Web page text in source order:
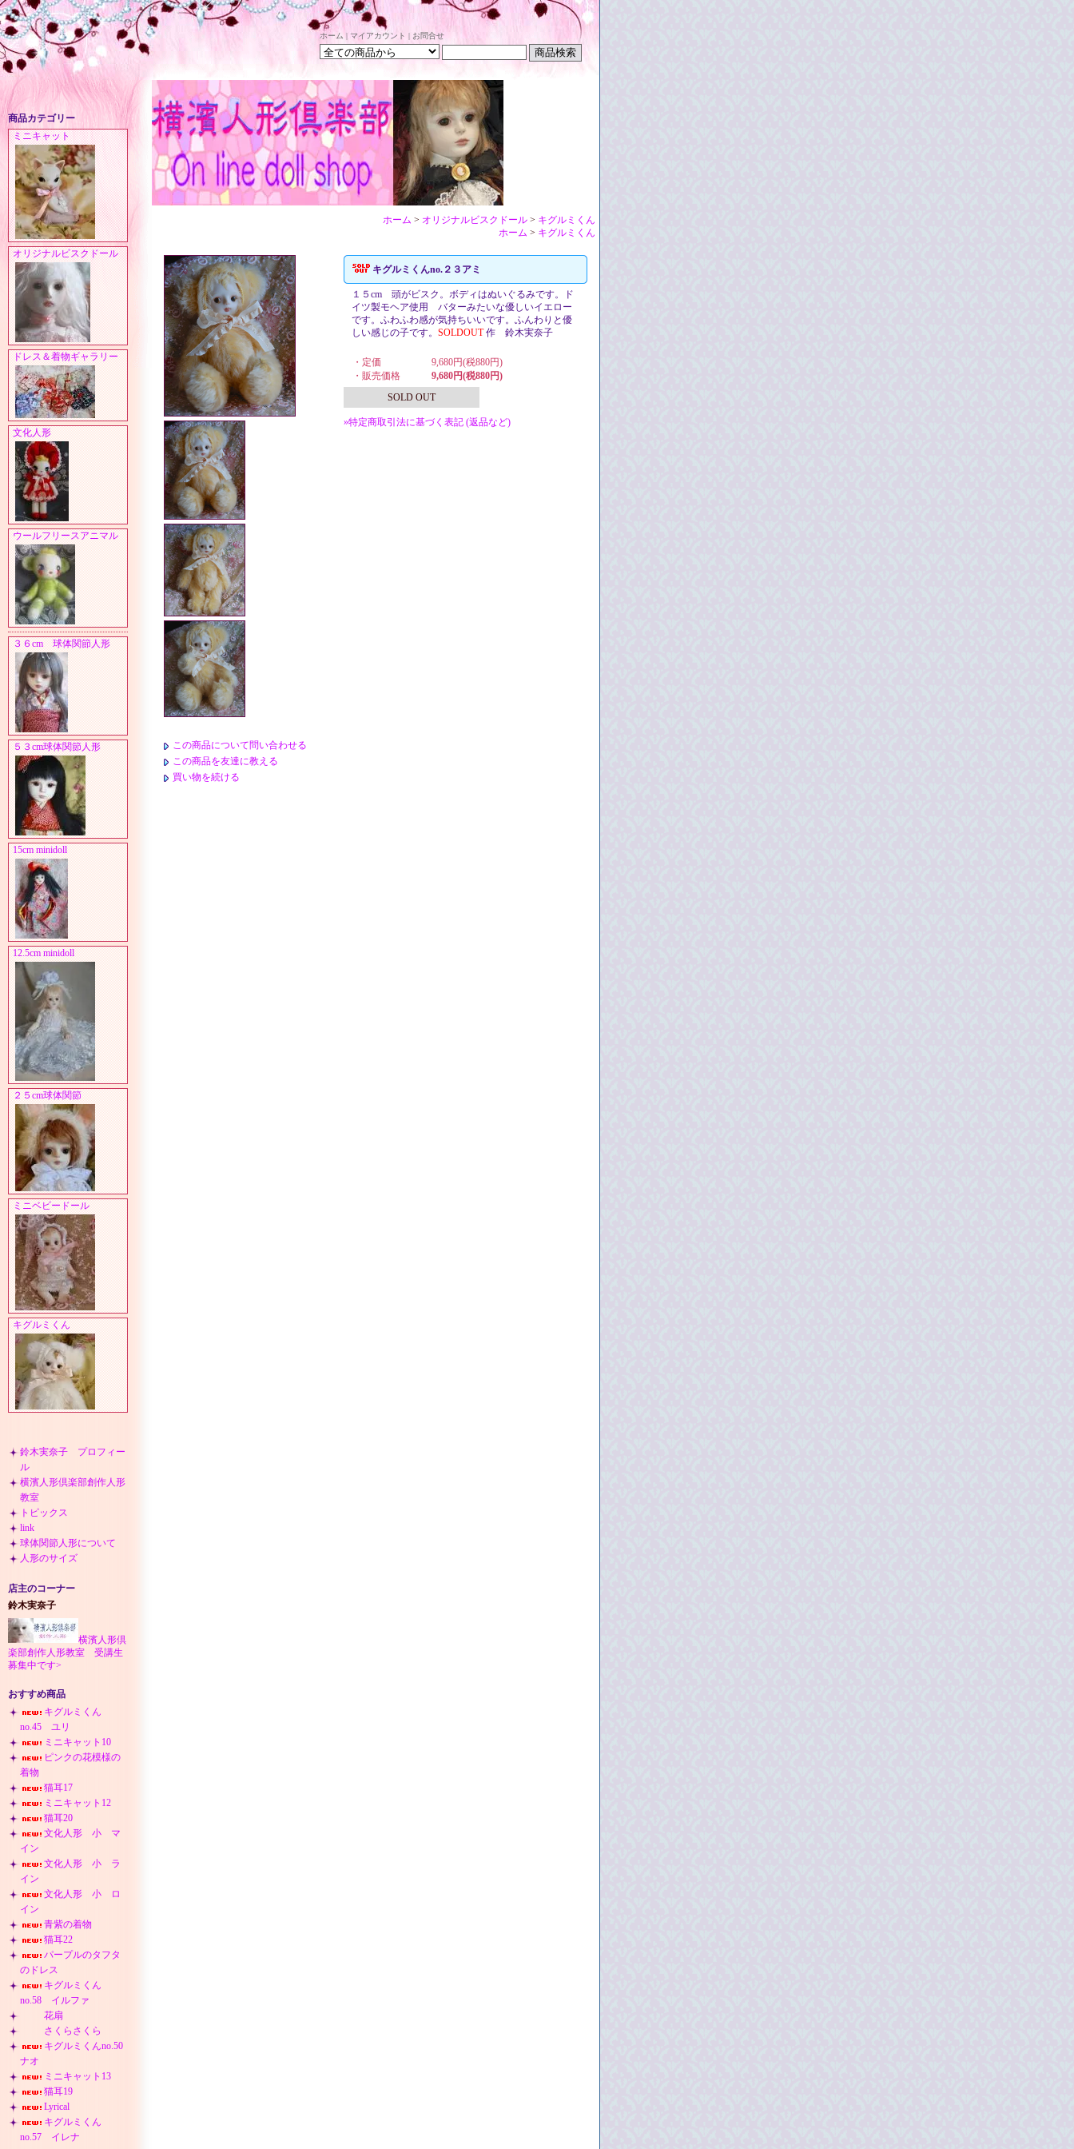
ホーム | マイアカウント | お問合せ
商品カテゴリー
ミニキャット
オリジナルビスクドール
ドレス＆着物ギャラリー
文化人形
ウールフリースアニマル
３６cm 球体関節人形
５３cm球体関節人形
15cm minidoll
12.5cm minidoll
２５cm球体関節
ミニベビードール
キグルミくん
鈴木実奈子 プロフィー
ル
横濱人形倶楽部創作人形
教室
トピックス
link
球体関節人形について
人形のサイズ
店主のコーナー
鈴木実奈子
横濱人形倶
楽部創作人形教室 受講生
募集中です>
おすすめ商品
キグルミくん
no.45 ユリ
ミニキャット10
ピンクの花模様の
着物
猫耳17
ミニキャット12
猫耳20
文化人形 小 マ
イン
文化人形 小 ラ
イン
文化人形 小 ロ
イン
青紫の着物
猫耳22
パープルのタフタ
のドレス
キグルミくん
no.58 イルファ
花扇
さくらさくら
キグルミくんno.50
ナオ
ミニキャット13
猫耳19
Lyrical
キグルミくん
no.57 イレナ
ホーム > オリジナルビスクドール > キグルミくん
ホーム > キグルミくん
この商品について問い合わせる
この商品を友達に教える
買い物を続ける
キグルミくんno.２３アミ
１５cm 頭がビスク。ボディはぬいぐるみです。ド
イツ製モヘア使用 バターみたいな優しいイエロー
です。ふわふわ感が気持ちいいです。ふんわりと優
しい感じの子です。 SOLDOUT作 鈴木実奈子
・定価
9,680円(税880円)
・販売価格
9,680円(税880円)
SOLD OUT
»特定商取引法に基づく表記 (返品など)